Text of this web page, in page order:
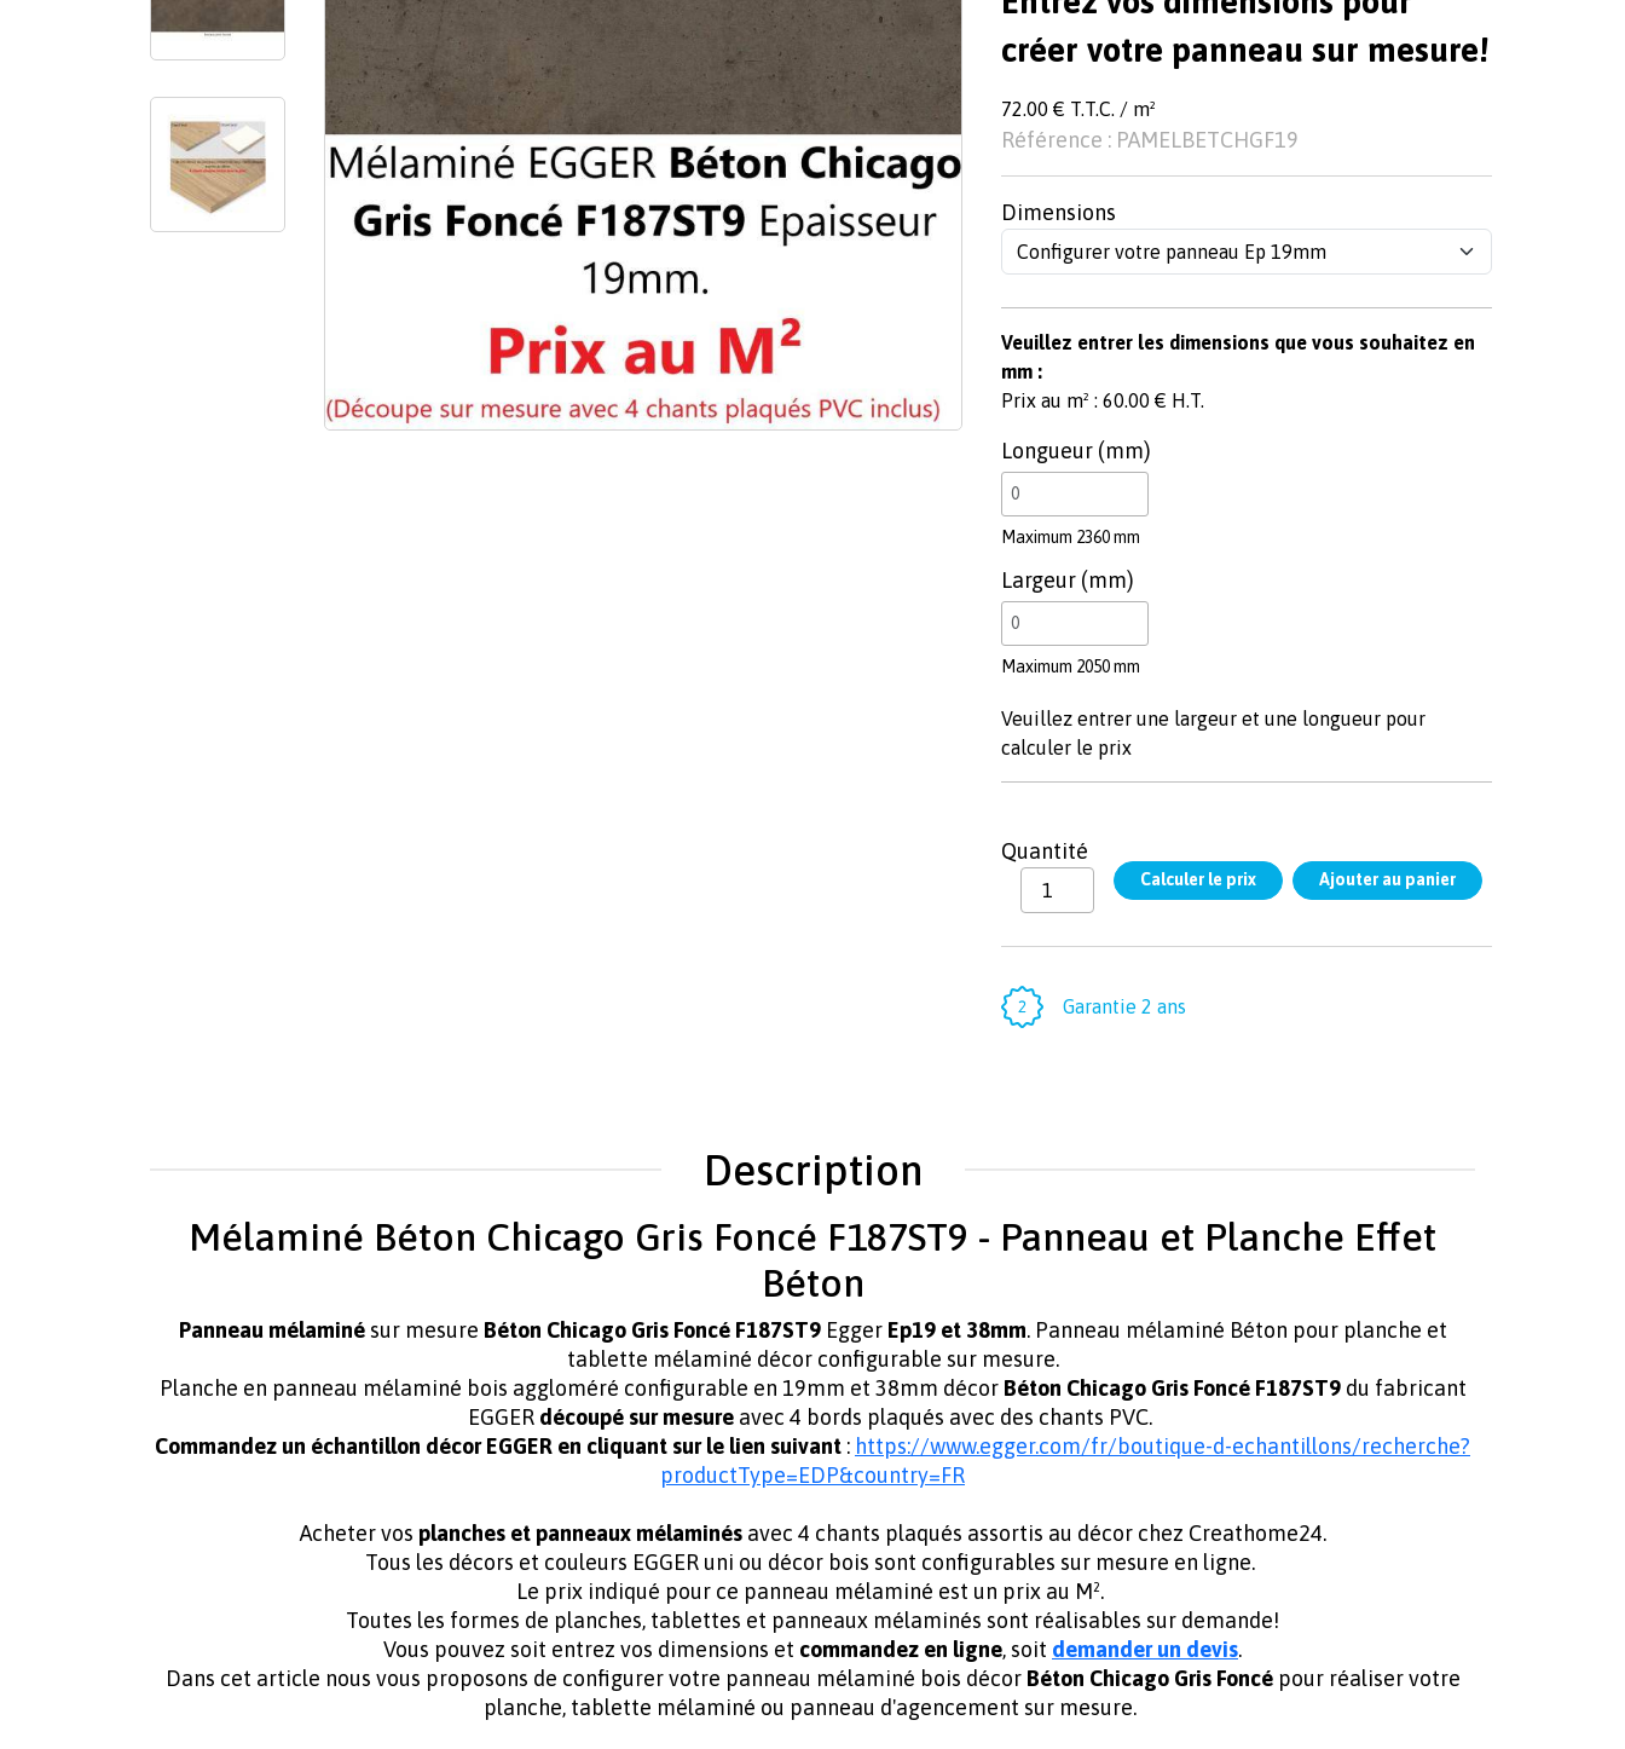
créer votre panneau sur mesure!
72.00 € T.T.C. / m²
Référence : PAMELBETCHGF19
Dimensions
Veuillez entrer les dimensions que vous souhaitez en
mm :
Prix au m² : 60.00 € H.T.
Longueur (mm)
Maximum 2360 mm
Largeur (mm)
Maximum 2050 mm
Veuillez entrer une largeur et une longueur pour
calculer le prix
Quantité
Garantie 2 ans
Description
Mélaminé Béton Chicago Gris Foncé F187ST9 - Panneau et Planche Effet
Béton
Panneau mélaminésur mesure Béton Chicago Gris Foncé F187ST9 EggerEp19 et 38mm. Panneau mélaminé Béton pour planche et
tablette mélaminé décor configurable sur mesure.
Planche en panneau mélaminé bois aggloméré configurable en 19mm et 38mm décorBéton Chicago Gris Foncé F187ST9 du fabricant
EGGER découpé sur mesure avec 4 bords plaqués avec des chants PVC.
Commandez un échantillon décor EGGER en cliquant sur le lien suivant : https://www.egger.com/fr/boutique-d-echantillons/recherche?
productType=EDP&country=FR
Acheter vos planches et panneaux mélaminés avec 4 chants plaqués assortis au décor chez Creathome24.
Tous les décors et couleurs EGGER uni ou décor bois sont configurables sur mesure en ligne.
Le prix indiqué pour ce panneau mélaminé est un prix au M².
Toutes les formes de planches, tablettes et panneaux mélaminés sont réalisables sur demande!
Vous pouvez soit entrez vos dimensions et commandez en ligne, soit demander un devis.
Dans cet article nous vous proposons de configurer votre panneau mélaminé bois décor Béton Chicago Gris Foncépour réaliser votre
planche, tablette mélaminé ou panneau d'agencement sur mesure.